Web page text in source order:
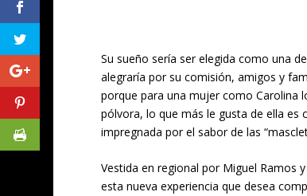
Su sueño sería ser elegida como una
alegraría por su comisión, amigos y
porque para una mujer como Carolina
pólvora, lo que más le gusta de ella es
impregnada por el sabor de las
Vestida en regional por Miguel Ramos
esta nueva experiencia que desea